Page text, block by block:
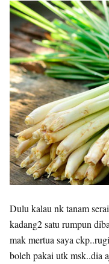
Dulu kalau nk tanam
kadang2 satu rumpun
mak mertua saya
boleh pakai utk msk..dia